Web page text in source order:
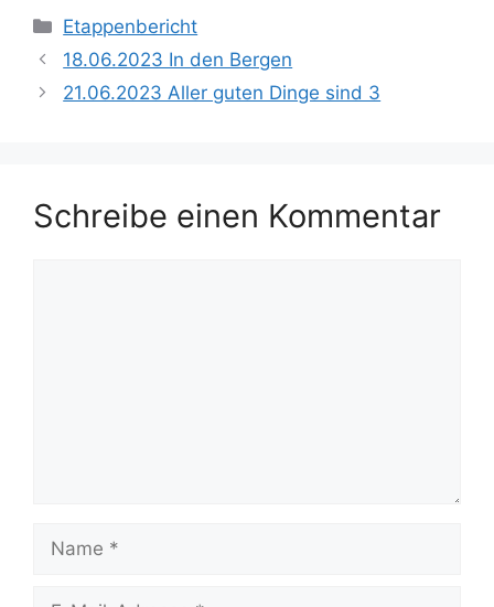
Kategorien
Etappenbericht
18.06.2023 In den Bergen
21.06.2023 Aller guten Dinge sind 3
Schreibe einen Kommentar